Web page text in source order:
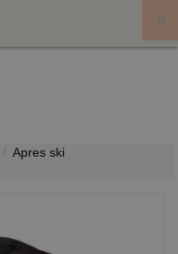
Apres ski